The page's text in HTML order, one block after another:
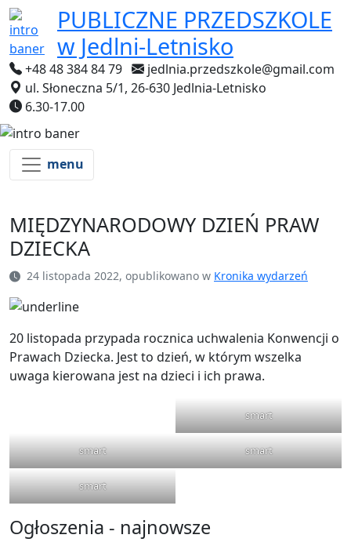
PUBLICZNE PRZEDSZKOLE
w Jedlni-Letnisko
+48 48 384 84 79
jedlnia.przedszkole@gmail.com
ul. Słoneczna 5/1, 26-630 Jedlnia-Letnisko
6.30-17.00
menu
MIĘDZYNARODOWY DZIEŃ PRAW
DZIECKA
24 listopada 2022, opublikowano w Kronika wydarzeń
20 listopada przypada rocznica uchwalenia Konwencji o
Prawach Dziecka. Jest to dzień, w którym wszelka
uwaga kierowana jest na dzieci i ich prawa.
smart
smart smart
smart
Ogłoszenia - najnowsze